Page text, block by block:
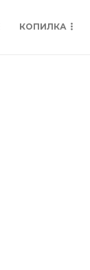
КОПИЛКА